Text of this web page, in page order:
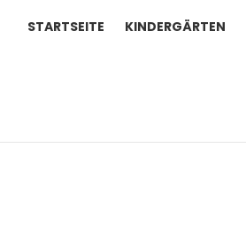
STARTSEITE KINDERGÄRTEN